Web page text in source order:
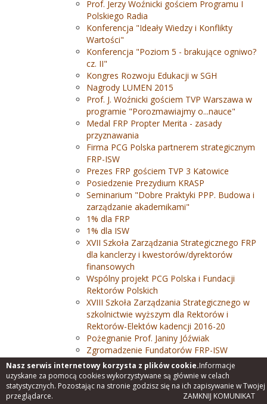
Nasz serwis internetowy korzysta z plików cookie.Informacje
uzyskane za pomocą cookies wykorzystywane są głównie w celach
statystycznych. Pozostając na stronie godzisz się na ich zapisywanie w Twojej
przeglądarce.
ZAMKNIJ KOMUNIKAT
Prof. Jerzy Woźnicki gościem Programu I
Polskiego Radia
Konferencja "Ideały Wiedzy i Konflikty
Wartości"
Konferencja "Poziom 5 - brakujące ogniwo?
cz. II"
Kongres Rozwoju Edukacji w SGH
Nagrody LUMEN 2015
Prof. J. Woźnicki gościem TVP Warszawa w
programie "Porozmawiajmy o...nauce"
Medal FRP Propter Merita - zasady
przyznawania
Firma PCG Polska partnerem strategicznym
FRP-ISW
Prezes FRP gościem TVP 3 Katowice
Posiedzenie Prezydium KRASP
Seminarium "Dobre Praktyki PPP. Budowa i
zarządzanie akademikami"
1% dla FRP
1% dla ISW
XVII Szkoła Zarządzania Strategicznego FRP
dla kanclerzy i kwestorów/dyrektorów
finansowych
Wspólny projekt PCG Polska i Fundacji
Rektorów Polskich
XVIII Szkoła Zarządzania Strategicznego w
szkolnictwie wyższym dla Rektorów i
Rektorów-Elektów kadencji 2016-20
Pożegnanie Prof. Janiny Jóźwiak
Zgromadzenie Fundatorów FRP-ISW
Prof. Jerzy Woźnicki gościem Debaty TVP
Info
Wizyta Prof. Jerzego Woźnickiego w Kijowie
z delegacją rektorów polskich